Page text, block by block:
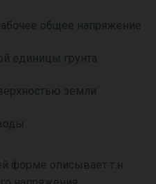
общее напряжение
единицы грунта
земли
форме описывает т.н.